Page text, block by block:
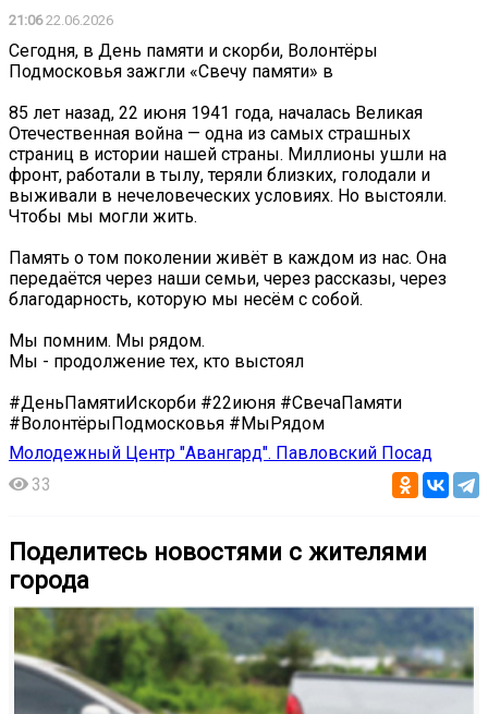
21:0622.06.2026
Сегодня, в День памяти и скорби, Волонтёры
Подмосковья зажгли «Свечу памяти» в
85 лет назад, 22 июня 1941 года, началась Великая
Отечественная война — одна из самых страшных
страниц в истории нашей страны. Миллионы ушли на
фронт, работали в тылу, теряли близких, голодали и
выживали в нечеловеческих условиях. Но выстояли.
Чтобы мы могли жить.
️Память о том поколении живёт в каждом из нас. Она
передаётся через наши семьи, через рассказы, через
благодарность, которую мы несём с собой.
Мы помним. Мы рядом.
Мы - продолжение тех, кто выстоял ️
#ДеньПамятиИскорби #22июня #СвечаПамяти
#ВолонтёрыПодмосковья #МыРядом
Молодежный Центр "Авангард". Павловский Посад
33
Поделитесь новостями с жителями
города